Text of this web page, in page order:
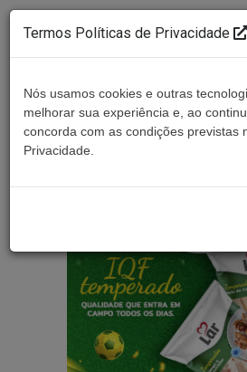
Termos Políticas de Privacidade
Nós usamos cookies e outras
melhorar sua experiência e, ao
concorda com as condições previstas
Privacidade.